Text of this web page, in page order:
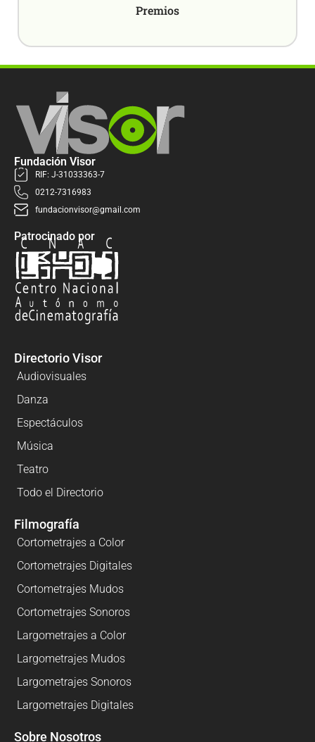
Premios
Fundación Visor
RIF: J-31033363-7
0212-7316983
fundacionvisor@gmail.com
Patrocinado por
Directorio Visor
Audiovisuales
Danza
Espectáculos
Música
Teatro
Todo el Directorio
Filmografía
Cortometrajes a Color
Cortometrajes Digitales
Cortometrajes Mudos
Cortometrajes Sonoros
Largometrajes a Color
Largometrajes Mudos
Largometrajes Sonoros
Largometrajes Digitales
Sobre Nosotros